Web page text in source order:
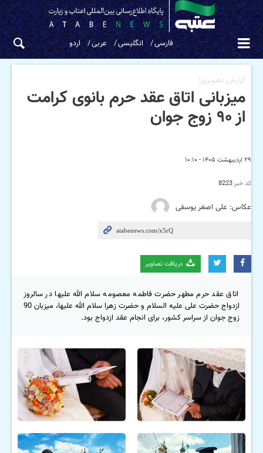
فارسی انگلیسی عربی اردو
۲۹ اردیبهشت ۱۴۰۵ - ۱۰:۱۰
کد خبر8223
عکاس: علی اصغر یوسفی
دریافت تصاویر
گزارش تصویری؛
میزبانی اتاق عقد حرم بانوی کرامت
از ۹۰ زوج جوان
اتاق عقد حرم مطهر حضرت فاطمه معصومه سلام الله علیها در سالروز
ازدواج حضرت علی علیه السلام و حضرت زهرا سلام الله علیها، میزبان 90
زوج جوان از سراسر کشور، برای انجام عقد ازدواج بود.